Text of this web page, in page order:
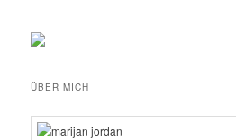
ÜBER MICH